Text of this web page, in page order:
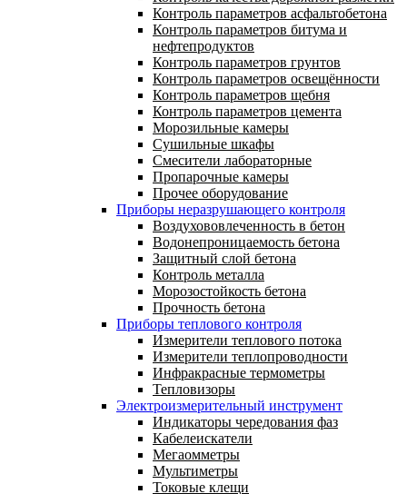
Контроль параметров асфальтобетона
Контроль параметров битума и
нефтепродуктов
Контроль параметров грунтов
Контроль параметров освещённости
Контроль параметров щебня
Контроль параметров цемента
Морозильные камеры
Сушильные шкафы
Смесители лабораторные
Пропарочные камеры
Прочее оборудование
Приборы неразрушающего контроля
Воздухововлеченность в бетон
Водонепроницаемость бетона
Защитный слой бетона
Контроль металла
Морозостойкость бетона
Прочность бетона
Приборы теплового контроля
Измерители теплового потока
Измерители теплопроводности
Инфракрасные термометры
Тепловизоры
Электроизмерительный инструмент
Индикаторы чередования фаз
Кабелеискатели
Мегаомметры
Мультиметры
Токовые клещи